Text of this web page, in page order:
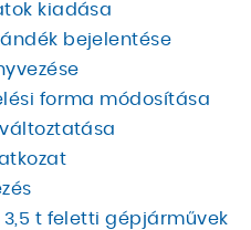
kiadása
bejelentése
forma módosítása
t feletti gépjárművek